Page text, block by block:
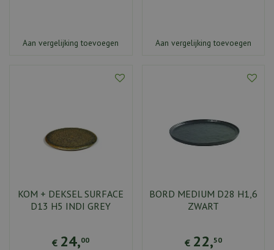
Aan vergelijking toevoegen Aan vergelijking toevoegen
KOM + DEKSEL SURFACE
D13 H5 INDI GREY
€ 24,00
BORD MEDIUM D28 H1,6
ZWART
€ 22,50